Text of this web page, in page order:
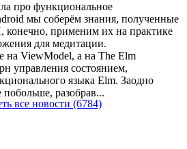
про функциональное
мы соберём знания, полученные
конечно, применим их на практике
для медитации.
на ViewModel, а на The Elm
управления состоянием,
языка Elm. Заодно
побольше, разобрав...
все новости (6784)